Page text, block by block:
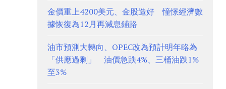
金價重上4200美元、金股造好 憧憬經濟數
據恢復為12月再減息鋪路
油市預測大轉向、OPEC改為預計明年略為
「供應過剩」 油價急跌4%、三桶油跌1%
至3%